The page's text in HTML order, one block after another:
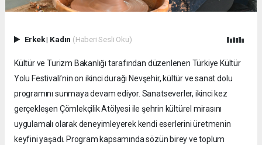
Erkek| Kadın (Haberi Sesli Oku)
Kültür ve Turizm Bakanlığı tarafından düzenlenen Türkiye Kültür
Yolu Festivali’nin on ikinci durağı Nevşehir, kültür ve sanat dolu
programını sunmaya devam ediyor. Sanatseverler, ikinci kez
gerçekleşen Çömlekçilik Atölyesi ile şehrin kültürel mirasını
uygulamalı olarak deneyimleyerek kendi eserlerini üretmenin
keyfini yaşadı. Program kapsamında sözün birey ve toplum